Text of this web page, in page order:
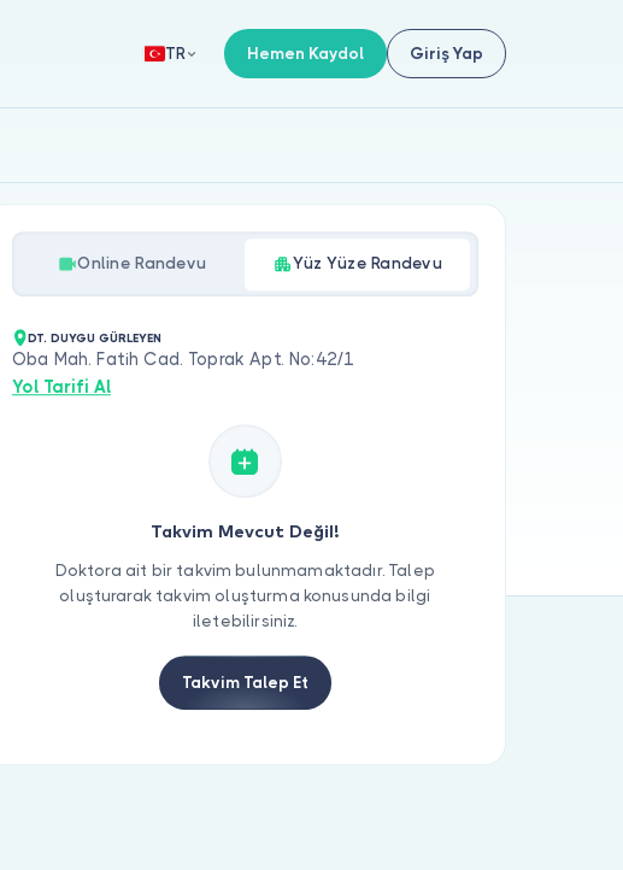
TR Hemen Kaydol Giriş Yap
Online Randevu Yüz Yüze Randevu
DT. DUYGU GÜRLEYEN
Oba Mah. Fatih Cad. Toprak Apt. No:42/1
Yol Tarifi Al
Takvim Mevcut Değil!
Doktora ait bir takvim bulunmamaktadır. Talep
oluşturarak takvim oluşturma konusunda bilgi
iletebilirsiniz.
Takvim Talep Et